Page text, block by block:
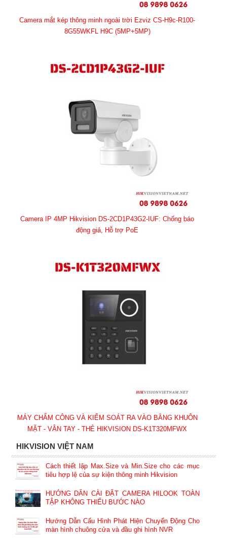
Camera mắt kép thông minh ngoài trời Ezviz CS-H9c-R100-
8G55WKFL H9C (5MP+5MP)
Camera IP 4MP Hikvision DS-2CD1P43G2-IUF: Chống báo
động giả, Hỗ trợ PoE
MÁY CHẤM CÔNG VÀ KIỂM SOÁT RA VÀO BẰNG KHUÔN
MẶT - VÂN TAY - THẺ HIKVISION DS-K1T320MFWX
HIKVISION VIỆT NAM
Cách thiết lập Max.Size và Min.Size cho các mục
tiêu hợp lệ của sự kiện thông minh Hikvision
HƯỚNG DẪN CÀI ĐẶT CAMERA HILOOK TOÀN
TẬP KHÔNG THIẾU BƯỚC NÀO
Hướng Dẫn Cấu Hình Phát Hiện Chuyển Động Cho
màn hình chuông cửa và đầu ghi hình NVR